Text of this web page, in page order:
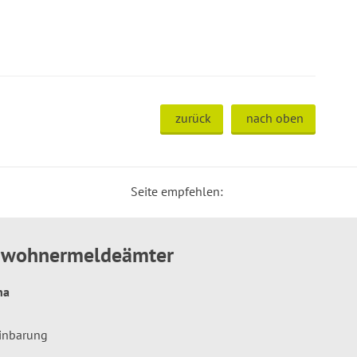
zurück nach oben
Seite empfehlen: